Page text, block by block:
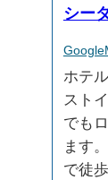
シー
ホテ
スト
でも
ます
で徒